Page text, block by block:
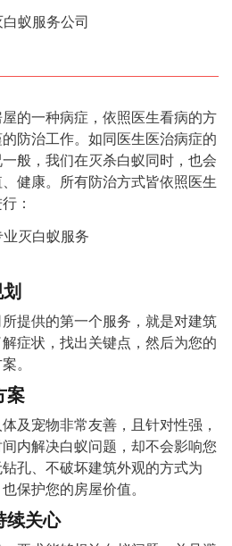
的一种病症，依照医生看病的方
防治工作。如同医生医治病症的
般，我们在灭杀白蚁同时，也会
健康。所有防治方式皆依照医生
：
提供的第一个服务，就是对建筑
症状，找出关键点，然后为您的
。
案
及宠物非常友善，且针对性强，
内解决白蚁问题，却不会影响您
孔、不破坏建筑外观的方式为
保护您的房屋价值。
续关心